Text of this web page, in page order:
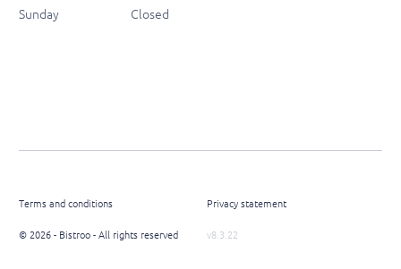
Sunday
Closed
Terms and conditions Privacy statement
© 2026 - Bistroo - All rights reserved v8.3.22